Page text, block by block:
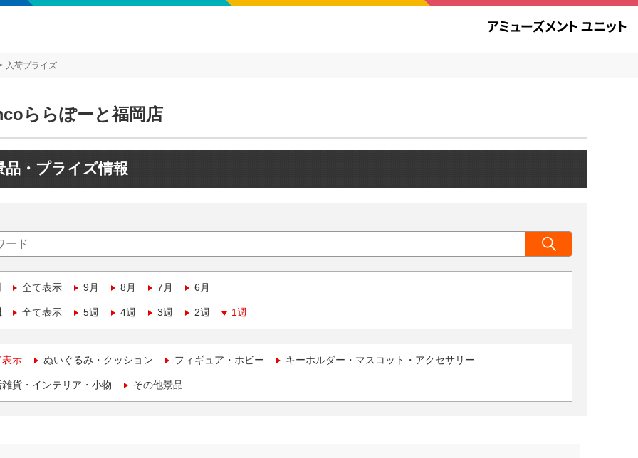
入荷プライズ
ららぽーと福岡店
品・プライズ情報
全て表示 9月 8月 7月 6月
全て表示 5週 4週 3週 2週 1週
表示 ぬいぐるみ・クッション フィギュア・ホビー キーホルダー・マスコット・アクセサリー
貨・インテリア・小物 その他景品